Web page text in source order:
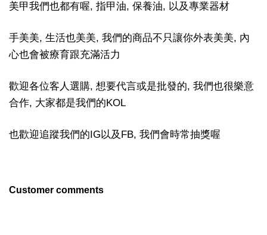
美甲我們也都有喔, 指甲油, 保養油, 以及專業器材
手美美, 生活也美美, 我們的商品不只讓你外表美美, 內
心也會被療育跟充滿活力
歡迎各位客人選購, 想要代言或是批發的, 我們也很樂意
合作, 大家都是我們的KOL
也歡迎追蹤我們的IG以及FB, 我們會時常抽獎喔
Customer comments